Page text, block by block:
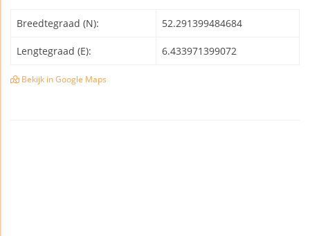
Breedtegraad (N): 52.291399484684
Lengtegraad (E): 6.433971399072
Bekijk in Google Maps